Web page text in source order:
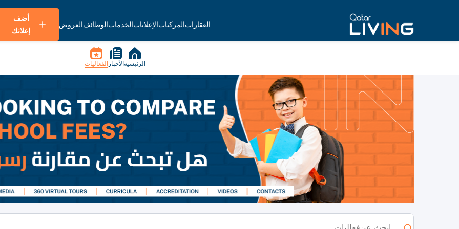
العقاراتالمركباتالإعلاناتالخدماتالوظائفالعروض
أضف
إعلانك
الرئيسية الأخبار الفعاليات
Events, Activities & Things to Do in Qatar